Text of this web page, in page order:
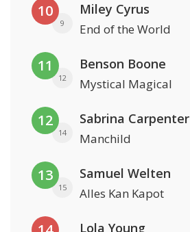
10
9
Miley Cyrus
End of the World
11
12
Benson Boone
Mystical Magical
12
14
Sabrina Carpenter
Manchild
13
15
Samuel Welten
Alles Kan Kapot
Lola Young